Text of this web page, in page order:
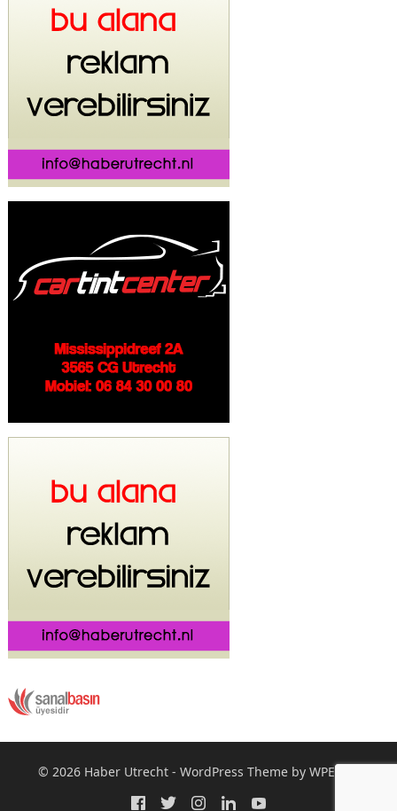
© 2026 Haber Utrecht- WordPress Themeby WPEnjoy